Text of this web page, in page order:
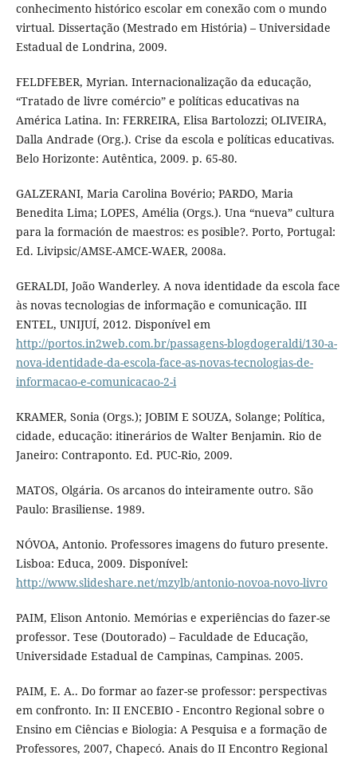
conhecimento histórico escolar em conexão com o mundo
virtual. Dissertação (Mestrado em História) – Universidade
Estadual de Londrina, 2009.
FELDFEBER, Myrian. Internacionalização da educação,
“Tratado de livre comércio” e políticas educativas na
América Latina. In: FERREIRA, Elisa Bartolozzi; OLIVEIRA,
Dalla Andrade (Org.). Crise da escola e políticas educativas.
Belo Horizonte: Autêntica, 2009. p. 65-80.
GALZERANI, Maria Carolina Bovério; PARDO, Maria
Benedita Lima; LOPES, Amélia (Orgs.). Una “nueva” cultura
para la formación de maestros: es posible?. Porto, Portugal:
Ed. Livipsic/AMSE-AMCE-WAER, 2008a.
GERALDI, João Wanderley. A nova identidade da escola face
às novas tecnologias de informação e comunicação. III
ENTEL, UNIJUÍ, 2012. Disponível em
http://portos.in2web.com.br/passagens-blogdogeraldi/130-a-
nova-identidade-da-escola-face-as-novas-tecnologias-de-
informacao-e-comunicacao-2-i
KRAMER, Sonia (Orgs.); JOBIM E SOUZA, Solange; Política,
cidade, educação: itinerários de Walter Benjamin. Rio de
Janeiro: Contraponto. Ed. PUC-Rio, 2009.
MATOS, Olgária. Os arcanos do inteiramente outro. São
Paulo: Brasiliense. 1989.
NÓVOA, Antonio. Professores imagens do futuro presente.
Lisboa: Educa, 2009. Disponível:
http://www.slideshare.net/mzylb/antonio-novoa-novo-livro
PAIM, Elison Antonio. Memórias e experiências do fazer-se
professor. Tese (Doutorado) – Faculdade de Educação,
Universidade Estadual de Campinas, Campinas. 2005.
PAIM, E. A.. Do formar ao fazer-se professor: perspectivas
em confronto. In: II ENCEBIO - Encontro Regional sobre o
Ensino em Ciências e Biologia: A Pesquisa e a formação de
Professores, 2007, Chapecó. Anais do II Encontro Regional